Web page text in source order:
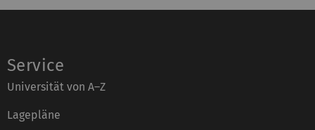
Service
Universität von A–Z
Lagepläne